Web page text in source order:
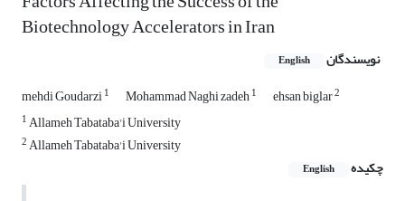
Biotechnology Accelerators in Iran
نویسندگان English
mehdi Goudarzi1 Mohammad Naghi zadeh1 ehsan biglar2
1Allameh Tabataba'i University
2Allameh Tabataba'i University
چکیده
English